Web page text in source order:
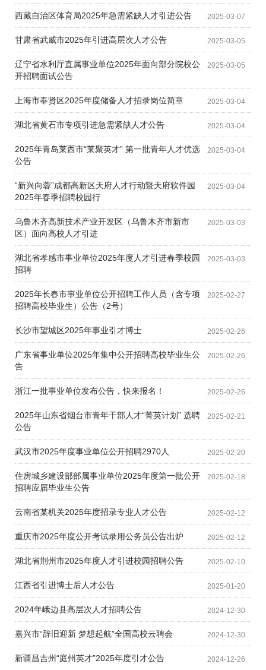
2025-03-07
西藏自治区体育局2025年急需紧缺人才引进公告
2025-03-05
甘肃省武威市2025年引进高层次人才公告
2025-03-05
辽宁省水利厅直属事业单位2025年面向部分院校公
开招聘面试公告
2025-03-04
上海市奉贤区2025年度储备人才招录岗位简章
2025-03-04
湖北省黄石市专项引进急需紧缺人才公告
2025-03-04
2025年青岛莱西市“莱聚英才” 第一批青年人才优选
公告
2025-03-04
“新兴向蓉”成都高新区天府人才行动暨天府软件园
2025年春季招聘校园行
2025-03-03
乌鲁木齐高新技术产业开发区（乌鲁木齐市新市
区）面向高校人才引进
2025-03-03
湖北省孝感市事业单位2025年度人才引进春季校园
招聘
2025-02-27
2025年长春市事业单位公开招聘工作人员（含专项
招聘高校毕业生）公告（2号）
2025-02-26
长沙市望城区2025年事业引才博士
2025-02-26
广东省事业单位2025年集中公开招聘高校毕业生公
告
2025-02-26
浙江一批事业单位发布公告，快来报名！
2025-02-21
2025年山东省烟台市青年干部人才“菁英计划” 选聘
公告
2025-02-20
武汉市2025年度事业单位公开招聘2970人
2025-02-18
住房城乡建设部部属事业单位2025年度第一批公开
招聘应届毕业生公告
2025-02-12
云南省某机关2025年度招录专业人才公告
2025-02-12
重庆市2025年度公开考试录用公务员公告出炉
2025-02-10
湖北省荆州市2025年度人才引进校园招聘公告
2025-01-20
江西省引进博士后人才公告
2024-12-30
2024年峨边县高层次人才招聘公告
2024-12-30
嘉兴市“辞旧迎新 梦想起航”全国高校云聘会
2024-12-26
新疆昌吉州“庭州英才”2025年度引才公告